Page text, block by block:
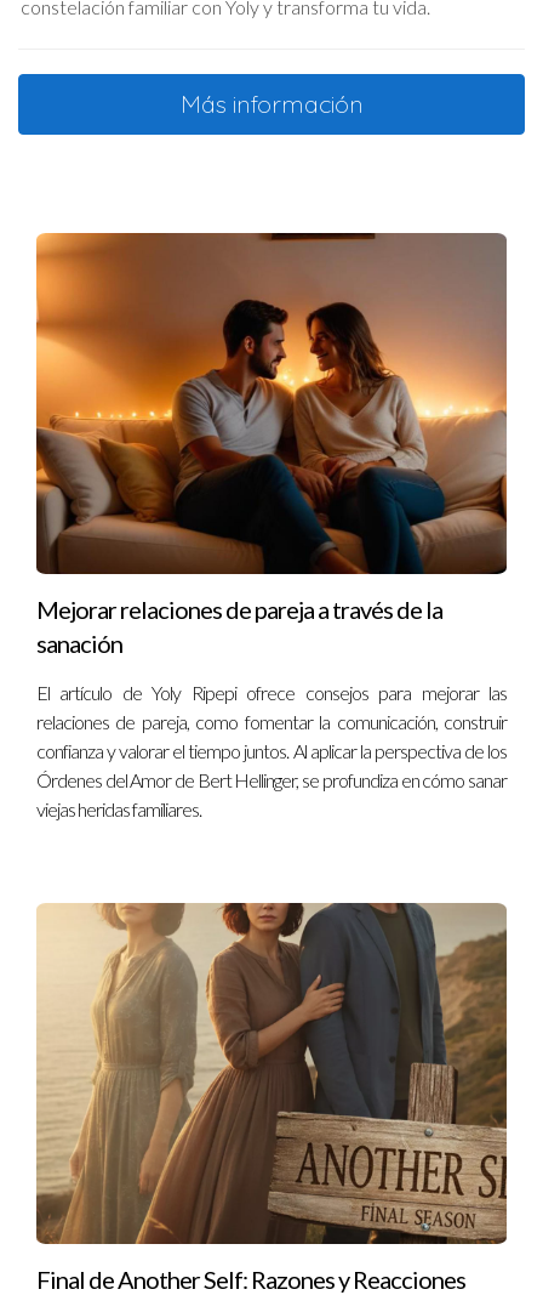
constelación familiar con Yoly y transforma tu vida.
Más información
Mejorar relaciones de pareja a través de la
sanación
El artículo de Yoly Ripepi ofrece consejos para mejorar las
relaciones de pareja, como fomentar la comunicación, construir
confianza y valorar el tiempo juntos. Al aplicar la perspectiva de los
Órdenes del Amor de Bert Hellinger, se profundiza en cómo sanar
viejas heridas familiares.
Final de Another Self: Razones y Reacciones